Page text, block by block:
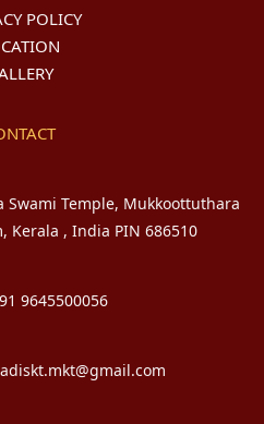
POLICY
Temple, Mukkoottuthara
Kerala , India PIN 686510
9645500056